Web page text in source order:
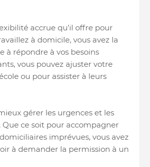
accrue qu'il offre pour
à domicile, vous avez la
à répondre à vos besoins
vous pouvez ajuster votre
ou pour assister à leurs
gérer les urgences et les
ce soit pour accompagner
imprévues, vous avez
à demander la permission à un